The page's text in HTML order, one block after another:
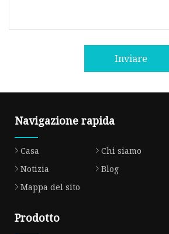
Inviare
Navigazione rapida
Casa Chi siamo
Notizia
Blog
Mappa del sito
Prodotto